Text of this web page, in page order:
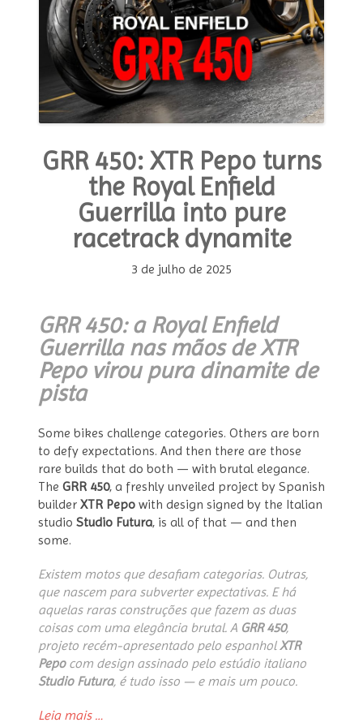
GRR 450: XTR Pepo turns
the Royal Enfield
Guerrilla into pure
racetrack dynamite
3 de julho de 2025
GRR 450: a Royal Enfield
Guerrilla nas mãos de XTR
Pepo virou pura dinamite de
pista
Some bikes challenge categories. Others are born
to defy expectations. And then there are those
rare builds that do both — with brutal elegance.
The GRR 450, a freshly unveiled project by Spanish
builder XTR Pepo with design signed by the Italian
studio Studio Futura, is all of that — and then
some.
Existem motos que desafiam categorias. Outras,
que nascem para subverter expectativas. E há
aquelas raras construções que fazem as duas
coisas com uma elegância brutal. A GRR 450,
projeto recém-apresentado pelo espanhol XTR
Pepocom design assinado pelo estúdio italiano
Studio Futura, é tudo isso — e mais um pouco.
Leia mais …